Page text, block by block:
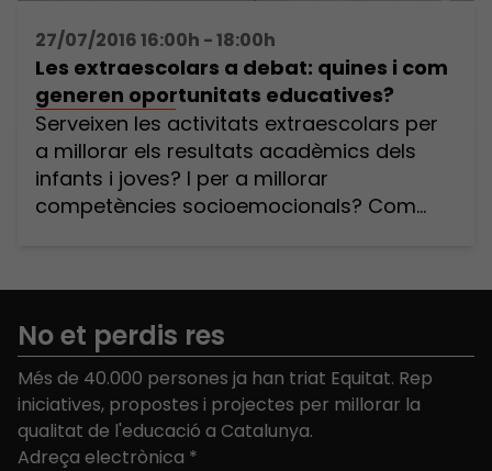
27/07/2016 16:00h - 18:00h
Les extraescolars a debat: quines i com
generen oportunitats educatives?
Serveixen les activitats extraescolars per
a millorar els resultats acadèmics dels
infants i joves? I per a millorar
competències socioemocionals? Com
quins continguts, com s’organitzen i
diuen les evidències? Hi ha diferències
entre les activitats esportives, les
artístiques […]
No et perdis res
Més de 40.000 persones ja han triat Equitat. Rep
iniciatives, propostes i projectes per millorar la
qualitat de l'educació a Catalunya.
Adreça electrònica *